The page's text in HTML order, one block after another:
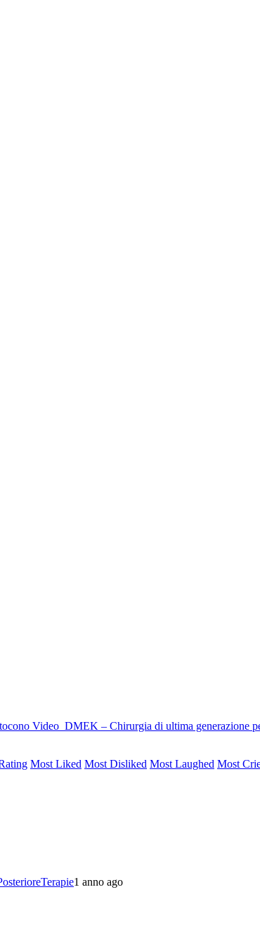
Video DMEK – Chirurgia di ultima generazione
Most Liked Most Disliked Most Laughed Most
Terapie1 anno ago